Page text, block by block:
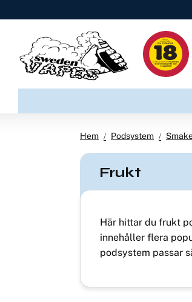
Hem Podsystem
Frukt
Här hittar du frukt
innehåller flera
podsystem passar